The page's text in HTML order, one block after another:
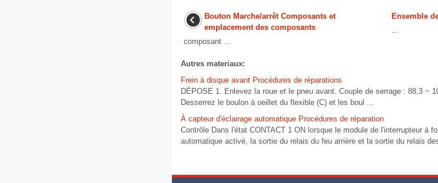
Bouton Marche/arrêt Composants et
emplacement des composants
composant ...
Ensemble
...
Autres materiaux:
Frein à disque avant Procédures de réparations
DÉPOSE 1. Enlevez la roue et le pneu avant. Couple de serrage : 88,3 ~
Desserrez le boulon à oeillet du flexible (C) et les boul ...
À capteur d′éclairage automatique Procédures de réparation
Contrôle Dans l'état CONTACT 1 ON lorsque le module de l'interrupteur à
automatique activé, la sortie du relais du feu arrière et la sortie du relais